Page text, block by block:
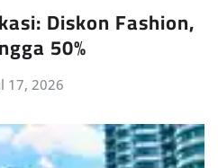
Diskon Fashion,
50%
17, 2026